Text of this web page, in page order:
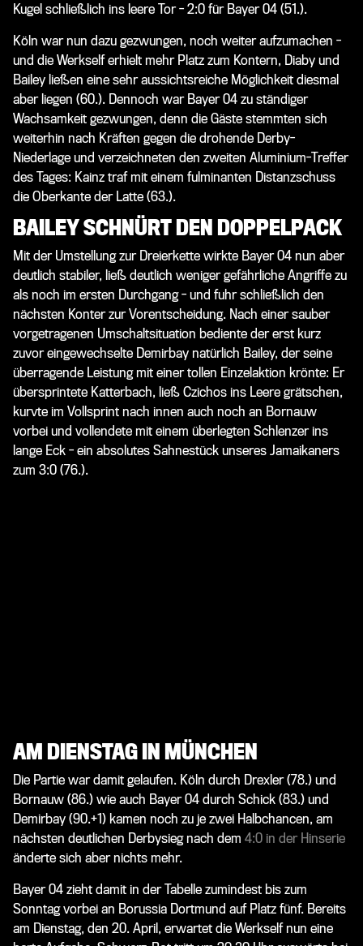
Kugel schließlich ins leere Tor - 2:0 für Bayer 04 (51.).
Köln war nun dazu gezwungen, noch weiter aufzumachen -
und die Werkself erhielt mehr Platz zum Kontern, Diaby und
Bailey ließen eine sehr aussichtsreiche Möglichkeit diesmal
aber liegen (60.). Dennoch war Bayer 04 zu ständiger
Wachsamkeit gezwungen, denn die Gäste stemmten sich
weiterhin nach Kräften gegen die drohende Derby-
Niederlage und verzeichneten den zweiten Aluminium-Treffer
des Tages: Kainz traf mit einem fulminanten Distanzschuss
die Oberkante der Latte (63.).
BAILEY SCHNÜRT DEN DOPPELPACK
Mit der Umstellung zur Dreierkette wirkte Bayer 04 nun aber
deutlich stabiler, ließ deutlich weniger gefährliche Angriffe zu
als noch im ersten Durchgang - und fuhr schließlich den
nächsten Konter zur Vorentscheidung. Nach einer sauber
vorgetragenen Umschaltsituation bediente der erst kurz
zuvor eingewechselte Demirbay natürlich Bailey, der seine
überragende Leistung mit einer tollen Einzelaktion krönte: Er
übersprintete Katterbach, ließ Czichos ins Leere grätschen,
kurvte im Vollsprint nach innen auch noch an Bornauw
vorbei und vollendete mit einem überlegten Schlenzer ins
lange Eck - ein absolutes Sahnestück unseres Jamaikaners
zum 3:0 (76.).
AM DIENSTAG IN MÜNCHEN
Die Partie war damit gelaufen. Köln durch Drexler (78.) und
Bornauw (86.) wie auch Bayer 04 durch Schick (83.) und
Demirbay (90.+1) kamen noch zu je zwei Halbchancen, am
nächsten deutlichen Derbysieg nach dem 4:0 in der Hinserie
änderte sich aber nichts mehr.
Bayer 04 zieht damit in der Tabelle zumindest bis zum
Sonntag vorbei an Borussia Dortmund auf Platz fünf. Bereits
am Dienstag, den 20. April, erwartet die Werkself nun eine